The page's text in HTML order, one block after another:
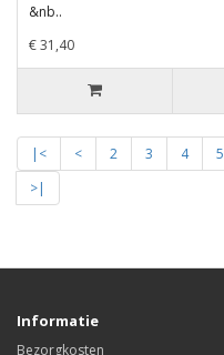
&nb..
€ 31,40
|< < 2 3 4 5
>|
Informatie
Bezorgkosten